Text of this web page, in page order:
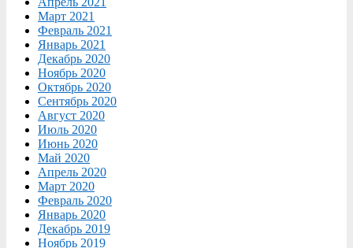
Март 2021
Февраль 2021
Январь 2021
Декабрь 2020
Ноябрь 2020
Октябрь 2020
Сентябрь 2020
Август 2020
Июль 2020
Июнь 2020
Май 2020
Апрель 2020
Март 2020
Февраль 2020
Январь 2020
Декабрь 2019
Ноябрь 2019